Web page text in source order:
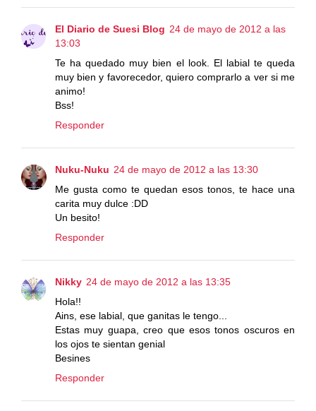
El Diario de Suesi Blog 24 de mayo de 2012 a las
13:03
Te ha quedado muy bien el look. El labial te queda
muy bien y favorecedor, quiero comprarlo a ver si me
animo!
Bss!
Responder
Nuku-Nuku 24 de mayo de 2012 a las 13:30
Me gusta como te quedan esos tonos, te hace una
carita muy dulce :DD
Un besito!
Responder
Nikky 24 de mayo de 2012 a las 13:35
Hola!!
Ains, ese labial, que ganitas le tengo...
Estas muy guapa, creo que esos tonos oscuros en
los ojos te sientan genial
Besines
Responder